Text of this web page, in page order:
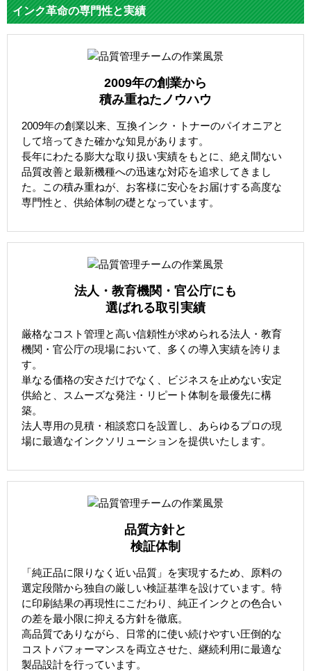
インク革命の専門性と実績
2009年の創業から
積み重ねたノウハウ
2009年の創業以来、互換インク・トナーのパイオニアと
して培ってきた確かな知見があります。
長年にわたる膨大な取り扱い実績をもとに、絶え間ない
品質改善と最新機種への迅速な対応を追求してきまし
た。この積み重ねが、お客様に安心をお届けする高度な
専門性と、供給体制の礎となっています。
法人・教育機関・官公庁にも
選ばれる取引実績
厳格なコスト管理と高い信頼性が求められる法人・教育
機関・官公庁の現場において、多くの導入実績を誇りま
す。
単なる価格の安さだけでなく、ビジネスを止めない安定
供給と、スムーズな発注・リピート体制を最優先に構
築。
法人専用の見積・相談窓口を設置し、あらゆるプロの現
場に最適なインクソリューションを提供いたします。
品質方針と
検証体制
「純正品に限りなく近い品質」を実現するため、原料の
選定段階から独自の厳しい検証基準を設けています。特
に印刷結果の再現性にこだわり、純正インクとの色合い
の差を最小限に抑える方針を徹底。
高品質でありながら、日常的に使い続けやすい圧倒的な
コストパフォーマンスを両立させた、継続利用に最適な
製品設計を行っています。